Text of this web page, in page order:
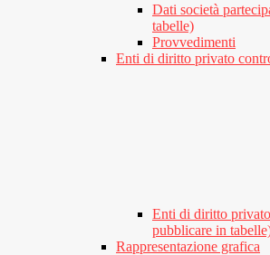
Dati società
tabelle)
Provvedimenti
Enti di diritto privato
Enti di diritto
pubblicare in
Rappresentazione grafica